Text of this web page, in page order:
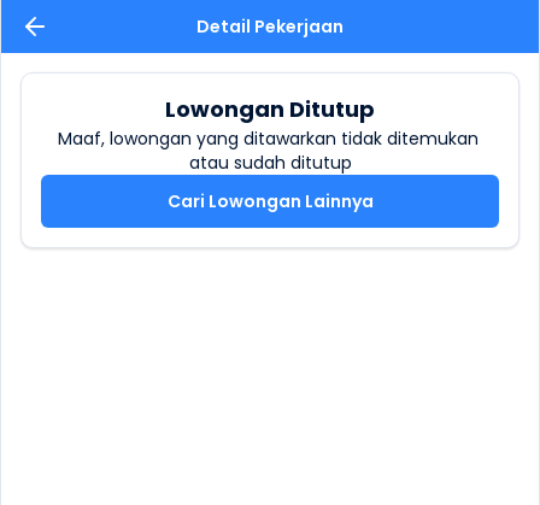
Detail Pekerjaan
Lowongan Ditutup
Maaf, lowongan yang ditawarkan tidak ditemukan
atau sudah ditutup
Cari Lowongan Lainnya